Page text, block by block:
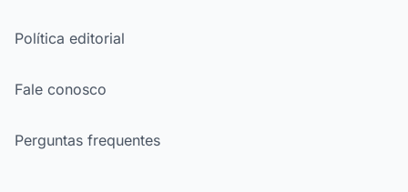
Política editorial
Fale conosco
Perguntas frequentes